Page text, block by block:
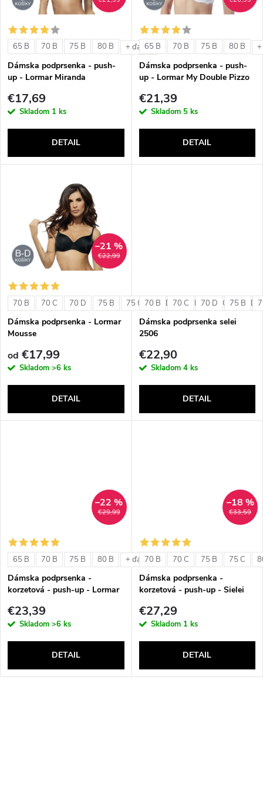
i
e
p
r
d
t
o
v
i
s
p
r
o
d
t
o
v
65 B 70 B 75 B 80 B + ďalšie
Dámska podprsenka - push-
up - Lormar Miranda
€17,69
Skladom 1 ks
DETAIL
65 B 70 B 75 B 80 B
Dámska podprsenka - push-
up - Lormar My Double Pizzo
€21,39
Skladom 5 ks
DETAIL
€22,99
–21 %
70 B 70 C 70 D 75 B 75 C 75 D 80 B 80 C 80 D
Dámska podprsenka - Lormar
Mousse
od €17,99
Skladom >6 ks
DETAIL
70 B 70 C 70 D 75 B
Dámska podprsenka selei
2506
€22,90
Skladom 4 ks
DETAIL
€29,99
–22 %
65 B 70 B 75 B 80 B + ďalšie
Dámska podprsenka -
korzetová - push-up - Lormar
€23,39
Skladom >6 ks
DETAIL
€33,59
–18 %
70 B 70 C 75 B 75 C
Dámska podprsenka -
korzetová - push-up - Sielei
€27,29
Skladom 1 ks
DETAIL